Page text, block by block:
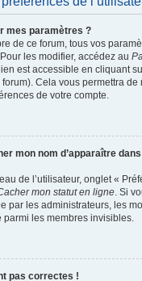
mes paramètres ?
de ce forum, tous vos
les modifier, accédez au
est accessible en cliquant
Cela vous permettra de
de votre compte.
mon nom d’apparaître
de l’utilisateur, onglet «
mon statut en ligne. Si
par les administrateurs, les
parmi les membres invisibles.
pas correctes !